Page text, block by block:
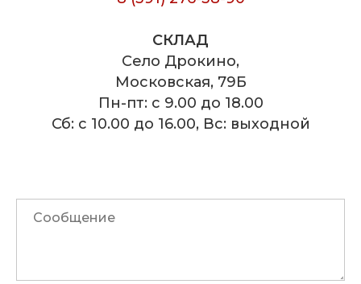
СКЛАД
Село Дрокино,
Московская, 79Б
Пн-пт: с 9.00 до 18.00
Сб: с 10.00 до 16.00, Вс: выходной